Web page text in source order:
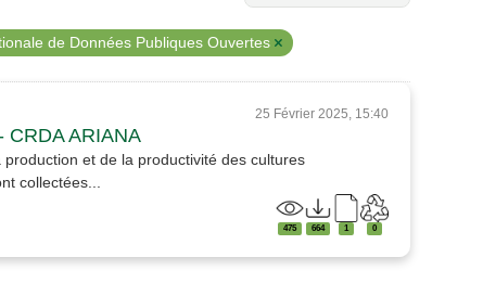
de Données Publiques Ouvertes
25 Février 2025, 15:40
CRDA ARIANA
et de la productivité des cultures
collectées...
475 664 1 0